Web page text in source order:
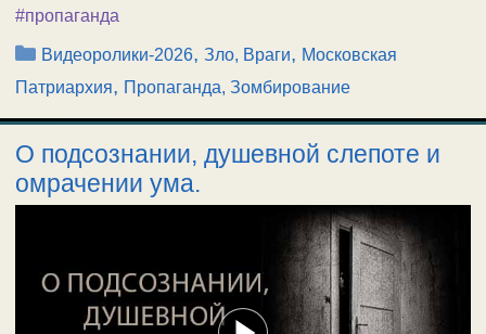
#пропаганда
Рубрики
Видеоролики-2026,Зло, Враги, Московская
Патриархия, Пропаганда, Зомбирование
О подсознании, душевной слепоте и
омрачении ума.